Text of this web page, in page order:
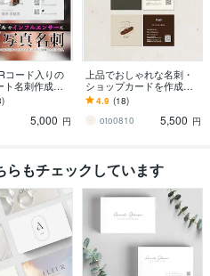
コード入りの
名刺作成し
トラクターや
者にオスス
ート名刺
5,000 円
上品でおしゃれな名刺・
ショップカードを作成し
ます ブランドの世界観を
形に｜デザインから印刷
代行まで対応
4.9 (18)
oto0810
5,500 円
らもチェックしています